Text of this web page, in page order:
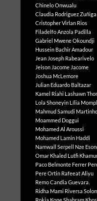
Chinelo Onwualu
Claudia Rodriguez Zuñiga
Cristopher Virlan Rios
Filadelfo Anzola Padilla
Gabriel Mwene Okoundji
Hussein Bachir Amadour
Jean Joseph Rabearivelo
Jeison Jacome Jacome
Joshua McLemore
Julian Eduardo Baltazar
Kamel Riahi Lashawn
Lola Shoneyin Lília
Mahmud Samudi
Moammed Doggui
Mohamed Al Aroussi
Mohamed Lamin Haddi
Namwall Serpell Nze
Omar Khaled Lutfi
Paco Belmonte Ferrer
Pere Ortin Rafeeat Aliyu
Remo Candia Guevara.
Ridha Mami Riversa